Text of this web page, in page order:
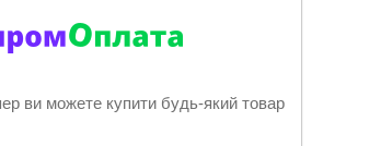
ви можете купити будь-який товар